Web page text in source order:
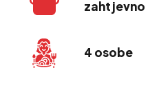
zahtjevno
4 osobe